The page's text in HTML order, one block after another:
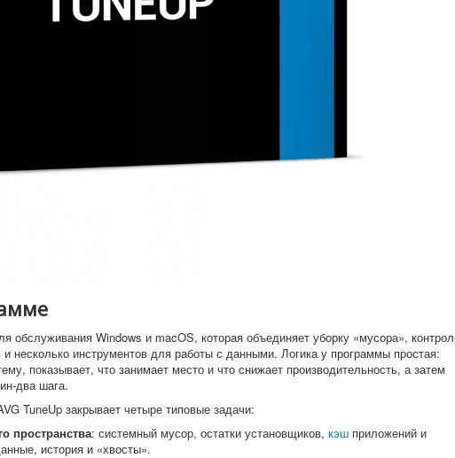
обслуживания Windows и macOS, которая объединяет уборку «мусора»,
несколько инструментов для работы с данными. Логика у программы простая:
показывает, что занимает место и что снижает производительность, а затем
два шага.
TuneUp закрывает четыре типовые задачи:
пространства: системный мусор, остатки установщиков, кэш приложений и
история и «хвосты».